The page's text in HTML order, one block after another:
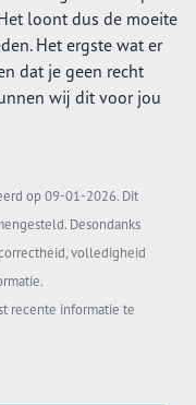
loont dus de moeite
Het ergste wat er
dat je geen recht
wij dit voor jou
op 09-01-2026. Dit
Desondanks
volledigheid
recente informatie te